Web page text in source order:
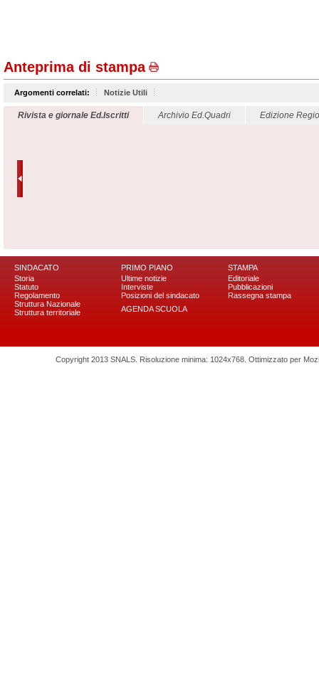
Anteprima di stampa
Argomenti correlati: Notizie Utili
Rivista e giornale Ed.Iscritti Archivio Ed.Quadri Edizione
SINDACATO
Storia
Statuto
Regolamento
Struttura Nazionale
Struttura territoriale
PRIMO PIANO
Ultime notizie
Interviste
Posizioni del sindacato
AGENDA SCUOLA
STAMPA
Editoriale
Pubblicazioni
Rassegna stampa
Copyright 2013 SNALS. Risoluzione minima: 1024x768. Ottimizzato per